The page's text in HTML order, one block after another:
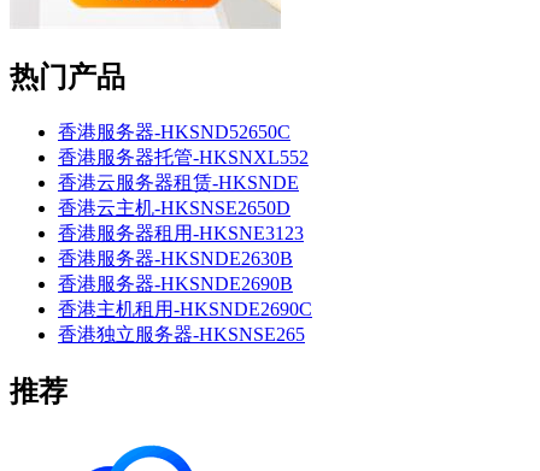
热门产品
香港服务器-HKSND52650C
香港服务器托管-HKSNXL552
香港云服务器租赁-HKSNDE
香港云主机-HKSNSE2650D
香港服务器租用-HKSNE3123
香港服务器-HKSNDE2630B
香港服务器-HKSNDE2690B
香港主机租用-HKSNDE2690C
香港独立服务器-HKSNSE265
推荐